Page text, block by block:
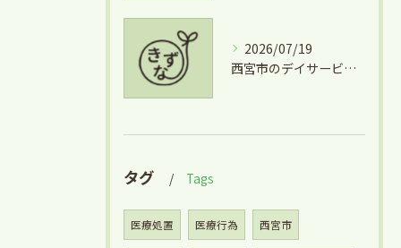
2026/07/19
西宮市のデイサービス利用と掃除の安心サポート徹底ガイド
タグ Tags
医療処置 医療行為 西宮市